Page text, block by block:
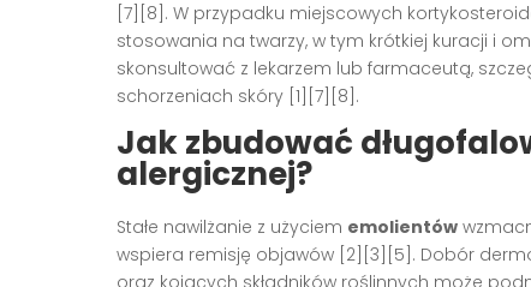
[7][8]. W przypadku miejscowych
stosowania na twarzy, w tym krótkiej kuracji i
skonsultować z lekarzem lub farmaceutą,
schorzeniach skóry [1][7][8].
Jak zbudować
alergicznej?
Stałe nawilżanie z użyciem emolientów
wspiera remisję objawów [2][3][5]. Dobór